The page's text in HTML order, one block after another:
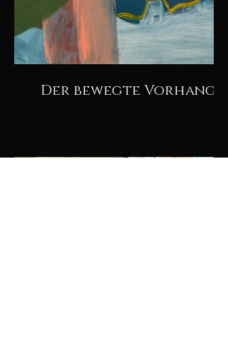
Der bewegte Vorhang